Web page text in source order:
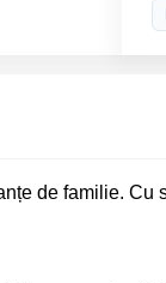
de familie. Cu